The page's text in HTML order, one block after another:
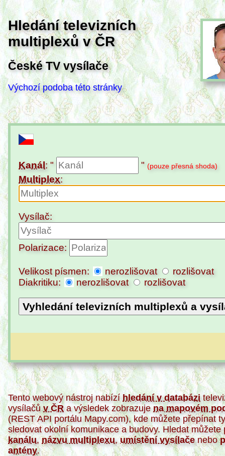
Hledání televizních
multiplexů v ČR
České TV vysílače
Výchozí podoba této stránky
Kanál: " " (pouze přesná shoda)
Multiplex:
Vysílač:
Polarizace:
Velikost písmen: nerozlišovat
rozlišovat
Diakritiku:
nerozlišovat rozlišovat
Vyhledání televizních multiplexů a
Tento webový nástroj nabízíhledání v databázi
vysílačův ČRa výsledek zobrazujena mapovém
(REST API portálu Mapy.com), kde můžete přepínat
sledovat okolní komunikace a budovy. Hledat můžete
kanálu,názvu multiplexu,umístění vysílačenebo
antény.